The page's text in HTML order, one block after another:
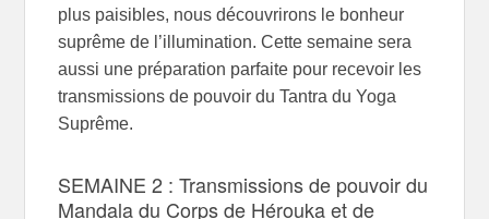
plus paisibles, nous découvrirons le bonheur
suprême de l’illumination. Cette semaine sera
aussi une préparation parfaite pour recevoir les
transmissions de pouvoir du Tantra du Yoga
Suprême.
SEMAINE 2 : Transmissions de pouvoir du
Mandala du Corps de Hérouka et de